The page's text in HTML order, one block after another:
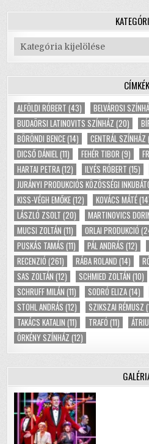
Kategóriák
CÍMKÉK
ALFÖLDI RÓBERT (43) BELVÁROSI
BUDAÖRSI LATINOVITS SZÍNHÁZ (20)
BÖRÖNDI BENCE(14) CENTRÁL SZÍNHÁZ
DICSŐ DÁNIEL (11) FEHÉR TIBOR (9)
HARTAI PETRA(12) ILYÉS RÓBERT (15)
JURÁNYI PRODUKCIÓS KÖZÖSSÉGI
KISS-VÉGH EMŐKE(12) KOVÁCS MÁTÉ
LÁSZLÓ ZSOLT (20) MARTINOVICS
MUCSI ZOLTÁN (11) ORLAI PRODUKCIÓ
PUSKÁS TAMÁS (11) PÁL ANDRÁS (12)
RECENZIÓ (261) RÁBA ROLAND (14)
SAS ZOLTÁN (12) SCHMIED ZOLTÁN (10)
SCHRUFF MILÁN (11) SODRÓ ELIZA(14)
STOHL ANDRÁS (12) SZIKSZAI RÉMUSZ
TAKÁCS KATALIN (11) TRAFÓ (11)
ÖRKÉNY SZÍNHÁZ (12)